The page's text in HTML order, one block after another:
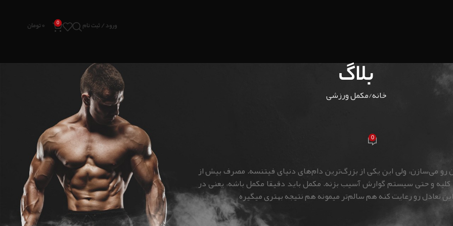
ورود / ثبت نام 0 ۰ تومان
بلاگ
خانه مکمل ورزشی
ورزشی تقویت عضله
0
می‌سازن، ولی این یکی از بزرگ‌ترین دام‌های دنیای فیتنسه. مصرف بیش از
کلیه و حتی سیستم گوارش آسیب بزنه. مکمل باید دقیقا مکمل باشه، یعنی در
تعادل رو رعایت کنه هم سالم‌تر میمونه هم نتیجه بهتری میگیره
مکمل ورزشی
نوشته های تازه
راهنمای کامل انتخاب مکمل مناسب برای هر هدف
ورزشی